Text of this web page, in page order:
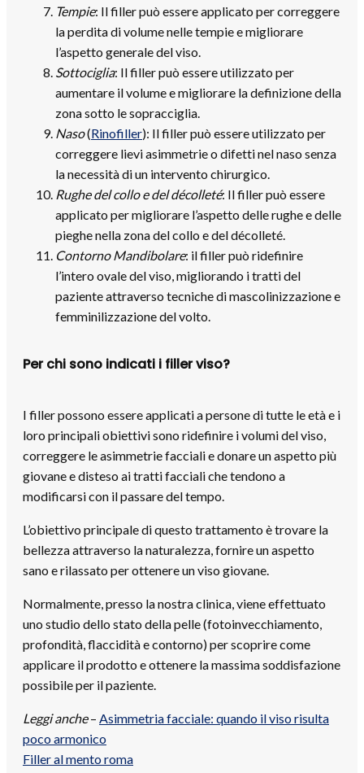
Tempie: Il filler può essere applicato per correggere
la perdita di volume nelle tempie e migliorare
l’aspetto generale del viso.
Sottociglia: Il filler può essere utilizzato per
aumentare il volume e migliorare la definizione della
zona sotto le sopracciglia.
Naso(Rinofiller): Il filler può essere utilizzato per
correggere lievi asimmetrie o difetti nel naso senza
la necessità di un intervento chirurgico.
Rughe del collo e del décolleté: Il filler può essere
applicato per migliorare l’aspetto delle rughe e delle
pieghe nella zona del collo e del décolleté.
Contorno Mandibolare: il filler può ridefinire
l’intero ovale del viso, migliorando i tratti del
paziente attraverso tecniche di mascolinizzazione e
femminilizzazione del volto.
Per chi sono indicati i filler viso?
I filler possono essere applicati a persone di tutte le età e i
loro principali obiettivi sono ridefinire i volumi del viso,
correggere le asimmetrie facciali e donare un aspetto più
giovane e disteso ai tratti facciali che tendono a
modificarsi con il passare del tempo.
L’obiettivo principale di questo trattamento è trovare la
bellezza attraverso la naturalezza, fornire un aspetto
sano e rilassato per ottenere un viso giovane.
Normalmente, presso la nostra clinica, viene effettuato
uno studio dello stato della pelle (fotoinvecchiamento,
profondità, flaccidità e contorno) per scoprire come
applicare il prodotto e ottenere la massima soddisfazione
possibile per il paziente.
Leggi anche– Asimmetria facciale: quando il viso risulta
poco armonico
Filler al mento roma